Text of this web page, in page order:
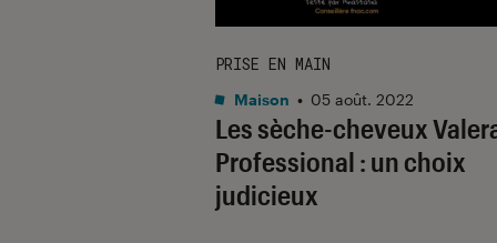
Les sèche-cheveux
Professional : un choix
judicieux
PRISE EN MAIN
Maison • 05 août. 2022